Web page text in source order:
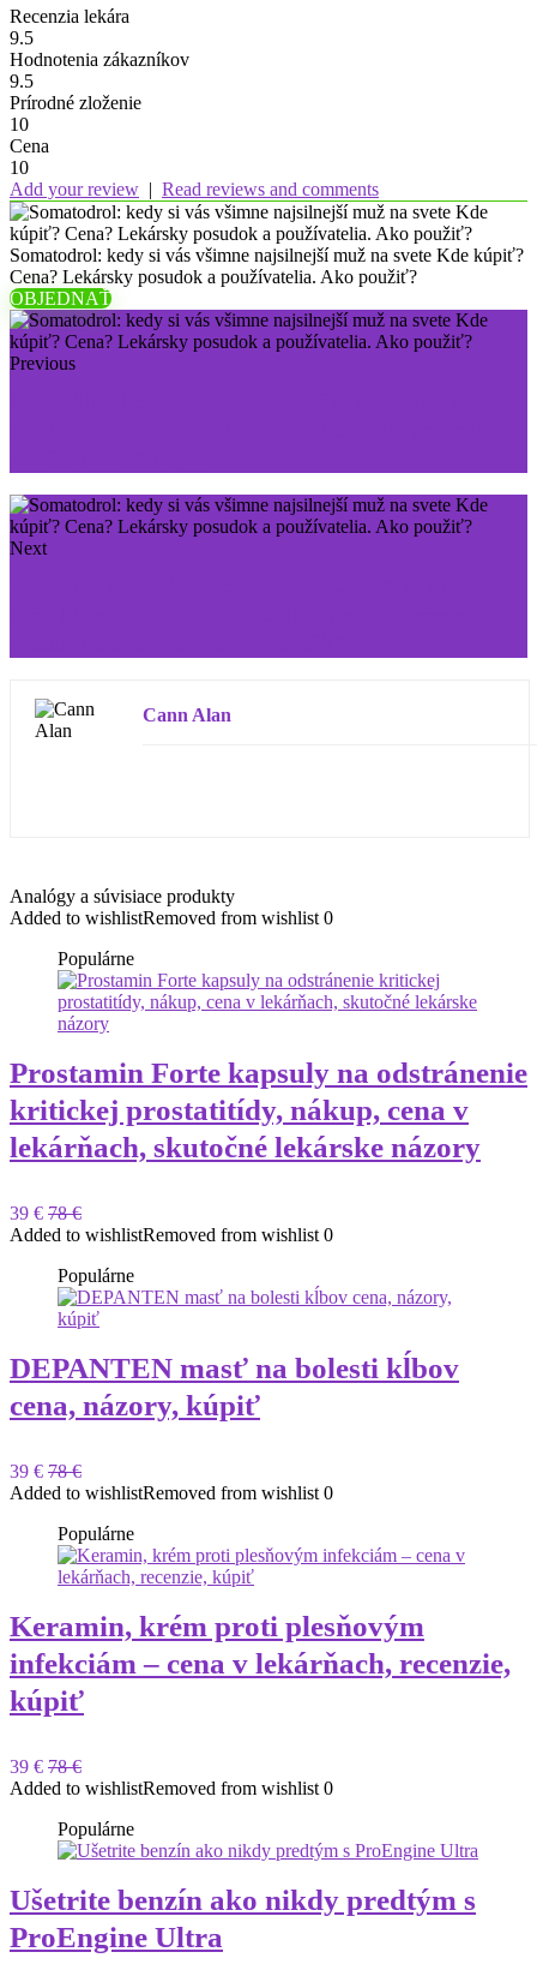
Recenzia lekára
9.5
Hodnotenia zákazníkov
9.5
Prírodné zloženie
10
Cena
10
Add your review | Read reviews and comments
Somatodrol: kedy si vás všimne najsilnejší muž na svete Kde kúpiť?
Cena? Lekársky posudok a používatelia. Ako použiť?
OBJEDNAŤ
Previous
Next
Cann Alan
Analógy a súvisiace produkty
Added to wishlistRemoved from wishlist 0
Populárne
Prostamin Forte kapsuly na odstránenie
kritickej prostatitídy, nákup, cena v
lekárňach, skutočné lekárske názory
39 € 78 €
Added to wishlistRemoved from wishlist 0
Populárne
DEPANTEN masť na bolesti kĺbov
cena, názory, kúpiť
39 € 78 €
Added to wishlistRemoved from wishlist 0
Populárne
Keramin, krém proti plesňovým
infekciám – cena v lekárňach, recenzie,
kúpiť
39 € 78 €
Added to wishlistRemoved from wishlist 0
Populárne
Ušetrite benzín ako nikdy predtým s
ProEngine Ultra